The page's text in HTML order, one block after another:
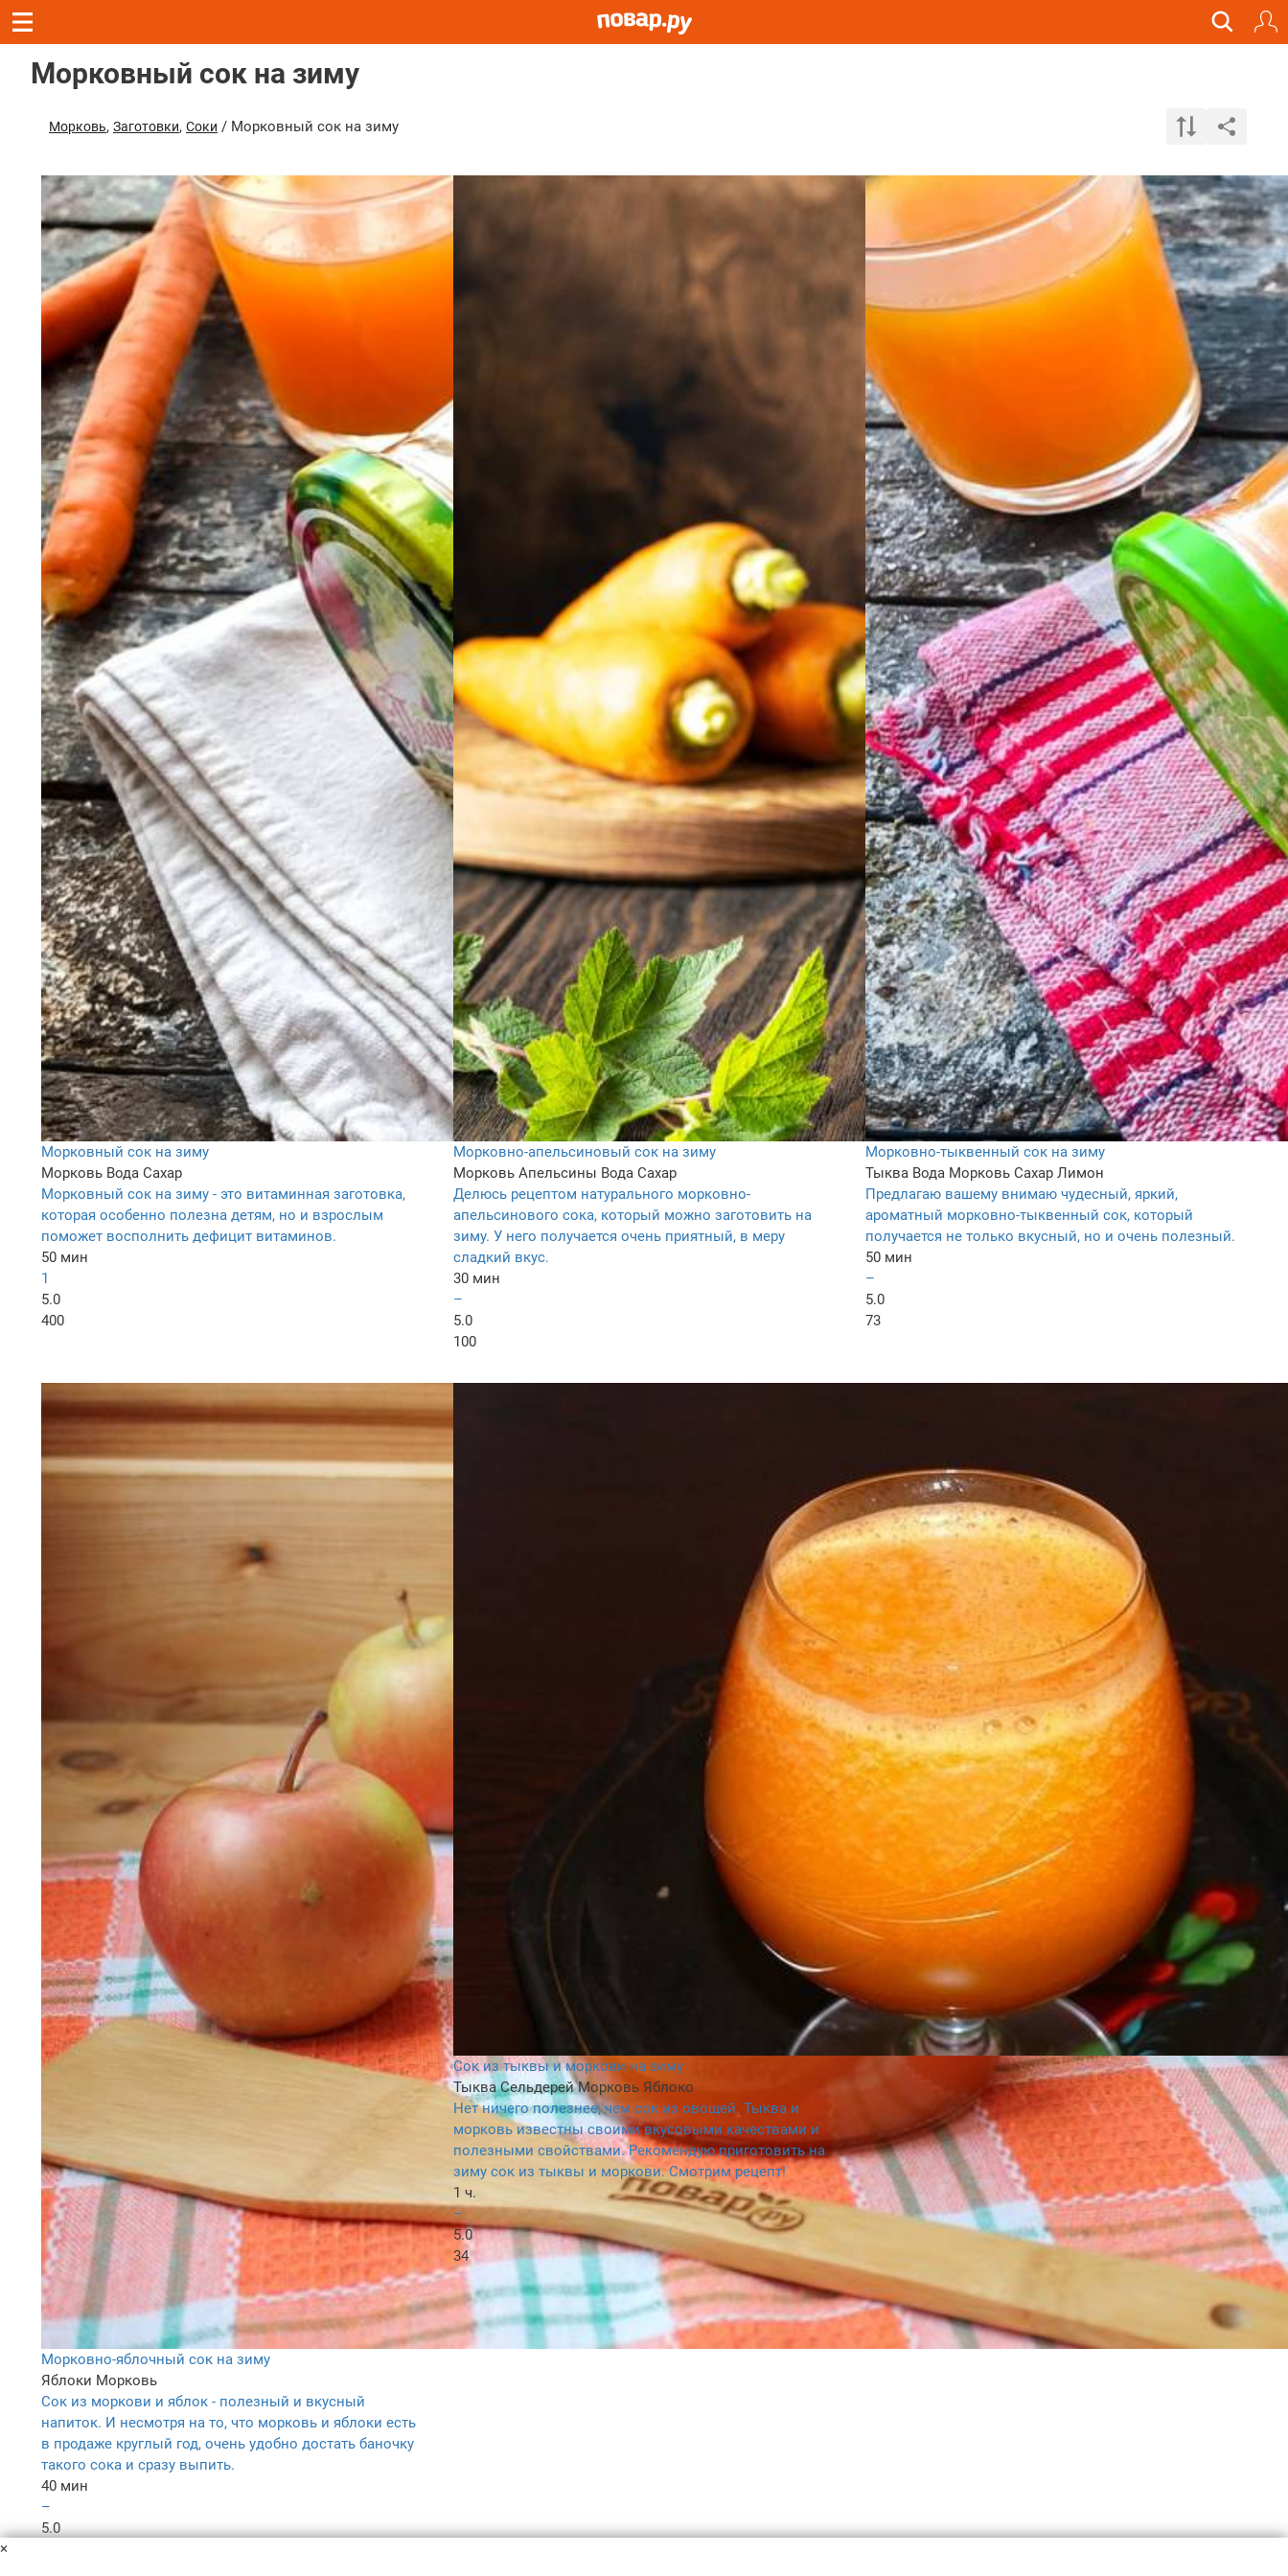
Морковный сок на зиму
Морковь, Заготовки, Соки / Морковный сок на зиму
Морковный сок на зиму
Морковь Вода Сахар
Морковный сок на зиму - это витаминная заготовка,
которая особенно полезна детям, но и взрослым
поможет восполнить дефицит витаминов.
50 мин
1
5.0
400
Морковно-апельсиновый сок на зиму
Морковь Апельсины Вода Сахар
Делюсь рецептом натурального морковно-
апельсинового сока, который можно заготовить на
зиму. У него получается очень приятный, в меру
сладкий вкус.
30 мин
–
5.0
100
Морковно-тыквенный сок на зиму
Тыква Вода Морковь Сахар Лимон
Предлагаю вашему внимаю чудесный, яркий,
ароматный морковно-тыквенный сок, который
получается не только вкусный, но и очень полезный.
50 мин
–
5.0
73
Морковно-яблочный сок на зиму
Яблоки Морковь
Сок из моркови и яблок - полезный и вкусный
напиток. И несмотря на то, что морковь и яблоки есть
в продаже круглый год, очень удобно достать баночку
такого сока и сразу выпить.
40 мин
–
5.0
Сок из тыквы и моркови на зиму
Тыква Сельдерей Морковь Яблоко
Нет ничего полезнее, чем сок из овощей. Тыква и
морковь известны своими вкусовыми качествами и
полезными свойствами. Рекомендую приготовить на
зиму сок из тыквы и моркови. Смотрим рецепт!
1 ч.
–
5.0
34
×